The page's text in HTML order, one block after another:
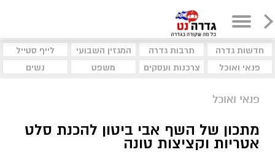
חדשות גדרה תרבות גדרה המגזין השבועי
לייף סטייל
פנאי ואוכל
צרכנות ועסקים משפט נשים
פנאי ואוכל
מתכון של השף אבי ביטון להכנת סלט
אטריות וקציצות טונה